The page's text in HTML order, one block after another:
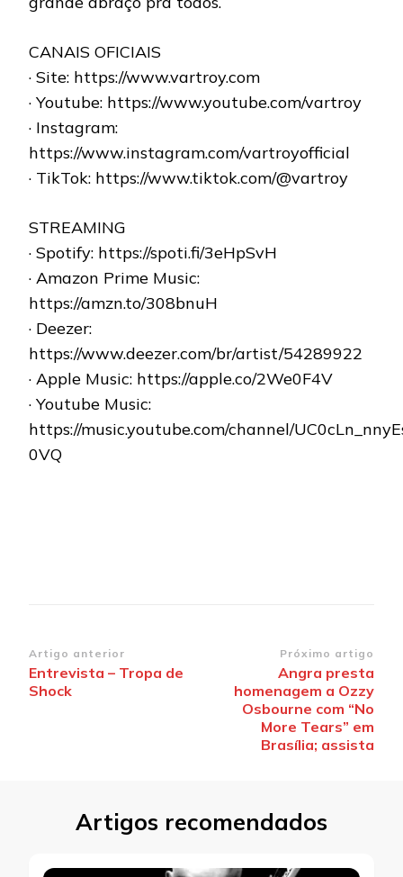
CANAIS OFICIAIS
· Site: https://www.vartroy.com
· Youtube: https://www.youtube.com/vartroy
· Instagram:
https://www.instagram.com/vartroyofficial
· TikTok: https://www.tiktok.com/@vartroy
STREAMING
· Spotify: https://spoti.fi/3eHpSvH
· Amazon Prime Music:
https://amzn.to/308bnuH
· Deezer:
https://www.deezer.com/br/artist/54289922
· Apple Music: https://apple.co/2We0F4V
· Youtube Music:
https://music.youtube.com/channel/
0VQ
Navegação
de
Artigo anterior
Entrevista – Tropa de
Shock
Próximo artigo
Angra presta
homenagem a Ozzy
Osbourne com “No
More Tears” em
Brasília; assista
Artigos recomendados